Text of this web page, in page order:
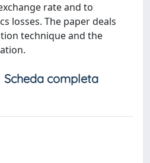
rate and to
losses. The paper deals
technique and the
Scheda completa